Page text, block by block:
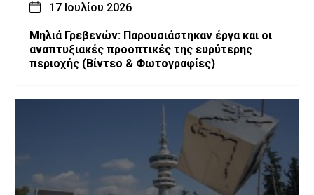
17 Ιουλίου 2026
Μηλιά Γρεβενών: Παρουσιάστηκαν έργα και οι
αναπτυξιακές προοπτικές της ευρύτερης
περιοχής (Bίντεο & Φωτογραφίες)